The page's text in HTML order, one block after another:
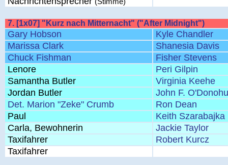
7. [1x07] "Kurz nach Mitternacht" ("After Midnight")
Gary Hobson
Kyle Chandler
Marissa Clark
Shanesia Davis
Chuck Fishman
Fisher Stevens
Lenore
Peri Gilpin
Samantha Butler
Virginia Keehe
Jordan Butler
John F.
Det. Marion "Zeke" Crumb
Ron Dean
Paul
Keith Szarabajka
Carla, Bewohnerin
Jackie Taylor
Taxifahrer
Robert Kurcz
Taxifahrer